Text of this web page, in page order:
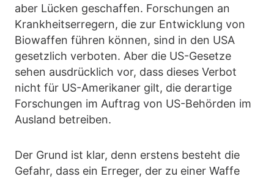
aber Lücken geschaffen. Forschungen an
Krankheitserregern, die zur Entwicklung von
Biowaffen führen können, sind in den USA
gesetzlich verboten. Aber die US-Gesetze
sehen ausdrücklich vor, dass dieses Verbot
nicht für US-Amerikaner gilt, die derartige
Forschungen im Auftrag von US-Behörden im
Ausland betreiben.
Der Grund ist klar, denn erstens besteht die
Gefahr, dass ein Erreger, der zu einer Waffe